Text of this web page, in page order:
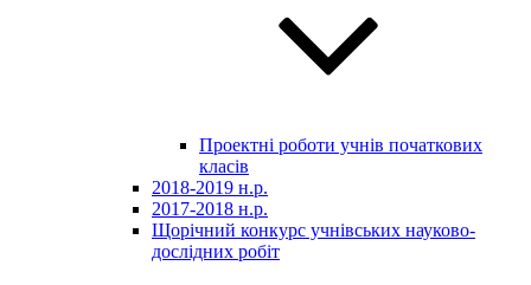
Проектні роботи учнів початкових
класів
2018-2019 н.р.
2017-2018 н.р.
Щорічний конкурс учнівських науково-
дослідних робіт